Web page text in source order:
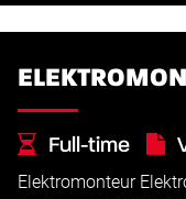
Full-time
€3.000 -€3.500
Elektromonteur